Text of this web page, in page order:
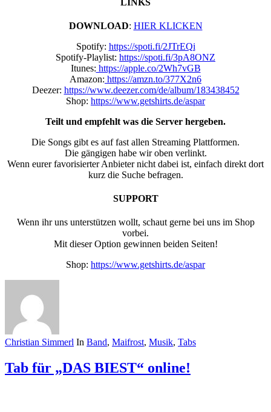
DOWNLOAD: HIER KLICKEN
Spotify: https://spoti.fi/2JTrEQi
Spotify-Playlist: https://spoti.fi/3pA8ONZ
Itunes: https://apple.co/2Wh7vGB
Amazon: https://amzn.to/377X2n6
Deezer: https://www.deezer.com/de/album/183438452
Shop: https://www.getshirts.de/aspar
Teilt und empfehlt was die Server hergeben.
Die Songs gibt es auf fast allen Streaming Plattformen.
Die gängigen habe wir oben verlinkt.
Wenn eurer favorisierter Anbieter nicht dabei ist, einfach direkt dort
kurz die Suche befragen.
SUPPORT
Wenn ihr uns unterstützen wollt, schaut gerne bei uns im Shop
vorbei.
Mit dieser Option gewinnen beiden Seiten!
Shop: https://www.getshirts.de/aspar
Christian Simmerl In Band, Maifrost, Musik, Tabs
Tab für „DAS BIEST“ online!